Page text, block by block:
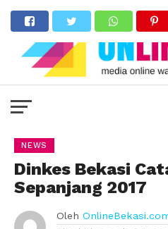
NEWS
Dinkes Bekasi
Sepanjang 2017
Oleh